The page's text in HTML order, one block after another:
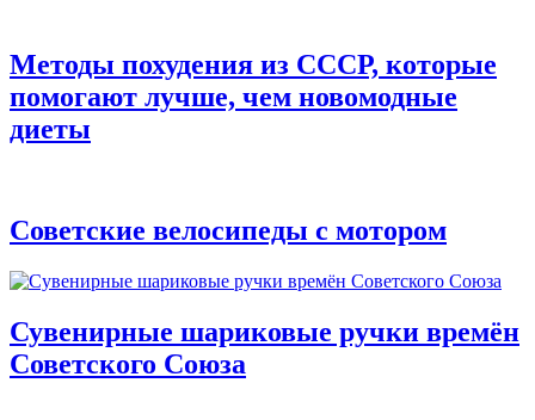
Методы похудения из СССР, которые
помогают лучше, чем новомодные
диеты
Советские велосипеды с мотором
Сувенирные шариковые ручки времён
Советского Союза